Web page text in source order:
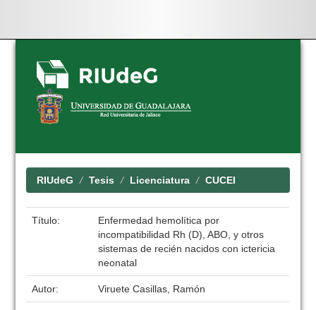
Skip
navigation
RIUdeG Tesis Licenciatura CUCEI
Título:
Enfermedad hemolítica por
incompatibilidad Rh (D), ABO, y otros
sistemas de recién nacidos con ictericia
neonatal
Autor: Viruete Casillas, Ramón